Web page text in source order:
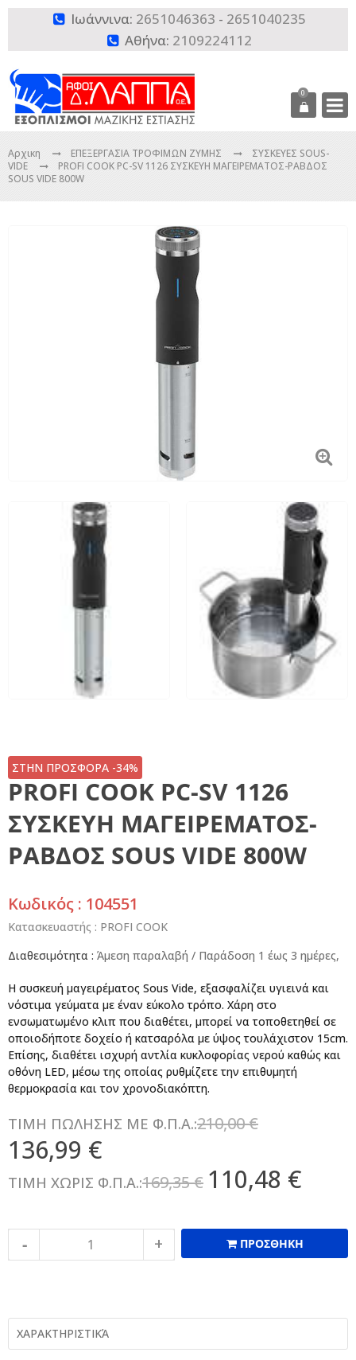
 Ιωάννινα: 2651046363 - 2651040235
 Αθήνα: 2109224112
0
Αρχικη ΕΠΕΞΕΡΓΑΣΙΑ ΤΡΟΦΙΜΩΝ ΖΥΜΗΣ
ΣΥΣΚΕΥΕΣ SOUS-
VIDE
PROFI COOK PC-SV 1126 ΣΥΣΚΕΥΗ ΜΑΓΕΙΡΕΜΑΤΟΣ-ΡΑΒΔΟΣ
SOUS VIDE 800W
ΣΤΗΝ ΠΡΟΣΦΟΡΑ -34%
PROFI COOK PC-SV 1126
ΣΥΣΚΕΥΗ ΜΑΓΕΙΡΕΜΑΤΟΣ-
ΡΑΒΔΟΣ SOUS VIDE 800W
Κωδικός : 104551
Κατασκευαστής : PROFI COOK
Διαθεσιμότητα : Άμεση παραλαβή / Παράδoση 1 έως 3 ημέρες,
Η συσκευή μαγειρέματος Sous Vide, εξασφαλίζει υγιεινά και
νόστιμα γεύματα με έναν εύκολο τρόπο. Χάρη στο
ενσωματωμένο κλιπ που διαθέτει, μπορεί να τοποθετηθεί σε
οποιοδήποτε δοχείο ή κατσαρόλα με ύψος τουλάχιστον 15cm.
Επίσης, διαθέτει ισχυρή αντλία κυκλοφορίας νερού καθώς και
οθόνη LED, μέσω της οποίας ρυθμίζετε την επιθυμητή
θερμοκρασία και τον χρονοδιακόπτη.
ΤΙΜΗ ΠΩΛΗΣΗΣ ΜΕ Φ.Π.Α.:210,00 €
136,99 €
ΤΙΜΗ ΧΩΡΙΣ Φ.Π.Α.:169,35 € 110,48 €
ΠΡΟΣΘΗΚΗ
ΧΑΡΑΚΤΗΡΙΣΤΙΚΆ